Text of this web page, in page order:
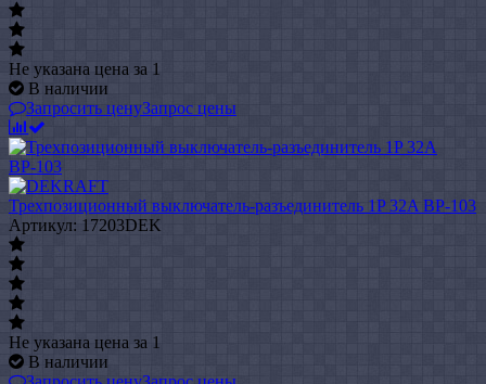
Не указана цена за 1
В наличии
Запросить ценуЗапрос цены
Трехпозиционный выключатель-разъединитель 1P 32A ВР-103
Артикул: 17203DEK
Не указана цена за 1
В наличии